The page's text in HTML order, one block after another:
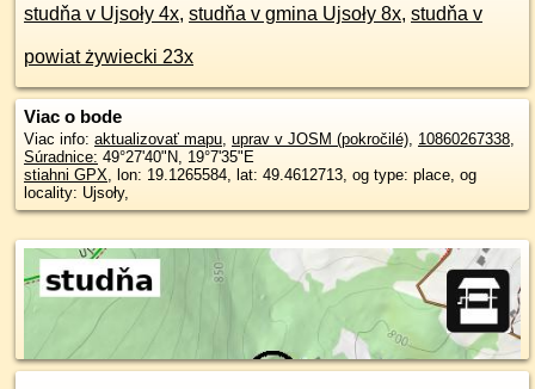
studňa v Ujsoły 4x, studňa v gmina Ujsoły 8x, studňa v
powiat żywiecki 23x
Viac o bode
Viac info: aktualizovať mapu, uprav v JOSM (pokročilé), 10860267338,
Súradnice: 49°27'40"N, 19°7'35"E
stiahni GPX, lon: 19.1265584, lat: 49.4612713, og type: place, og
locality: Ujsoły,